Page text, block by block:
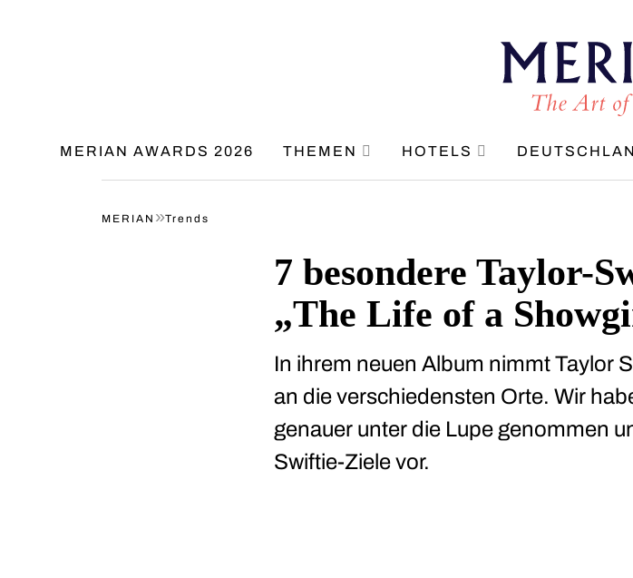
MERIAN AWARDS 2026 THEMEN HOTELS
MERIAN »Trends
7 besondere Taylor-
„The Life of a
In ihrem neuen Album nimmt Taylor
an die verschiedensten Orte. Wir
genauer unter die Lupe genommen
Swiftie-Ziele vor.